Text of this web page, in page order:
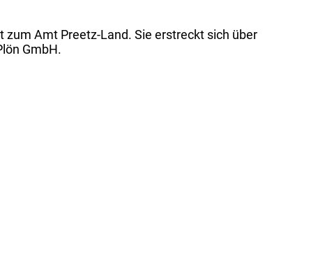
Amt Preetz-Land. Sie erstreckt sich über
GmbH.